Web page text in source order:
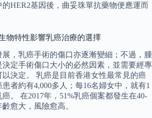
HER2基因後，曲妥珠單抗藥物便應運而
物特性影響乳癌治療的選擇
，乳癌手術的傷口亦逐漸變細；不過，腫
定手術傷口大小的必然因素，並需要經專
決定。 乳癌是目前香港女性最常見的癌
者約有4,000多人；每16名婦女中，就有1
。 在2017年，51%乳癌個案都發生在40-
愈大，風險愈高。